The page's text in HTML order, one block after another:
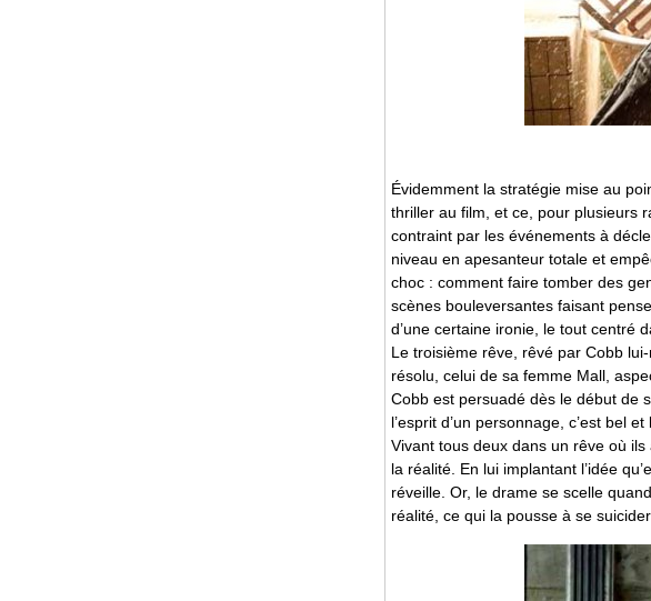
Évidemment la stratégie mise au
thriller au film, et ce, pour plusieurs
contraint par les événements à
niveau en apesanteur totale et
choc : comment faire tomber des
scènes bouleversantes faisant
d’une certaine ironie, le tout centré
Le troisième rêve, rêvé par Cobb
résolu, celui de sa femme Mall,
Cobb est persuadé dès le début de
l’esprit d’un personnage, c’est bel
Vivant tous deux dans un rêve où
la réalité. En lui implantant l’idée
réveille. Or, le drame se scelle
réalité, ce qui la pousse à se